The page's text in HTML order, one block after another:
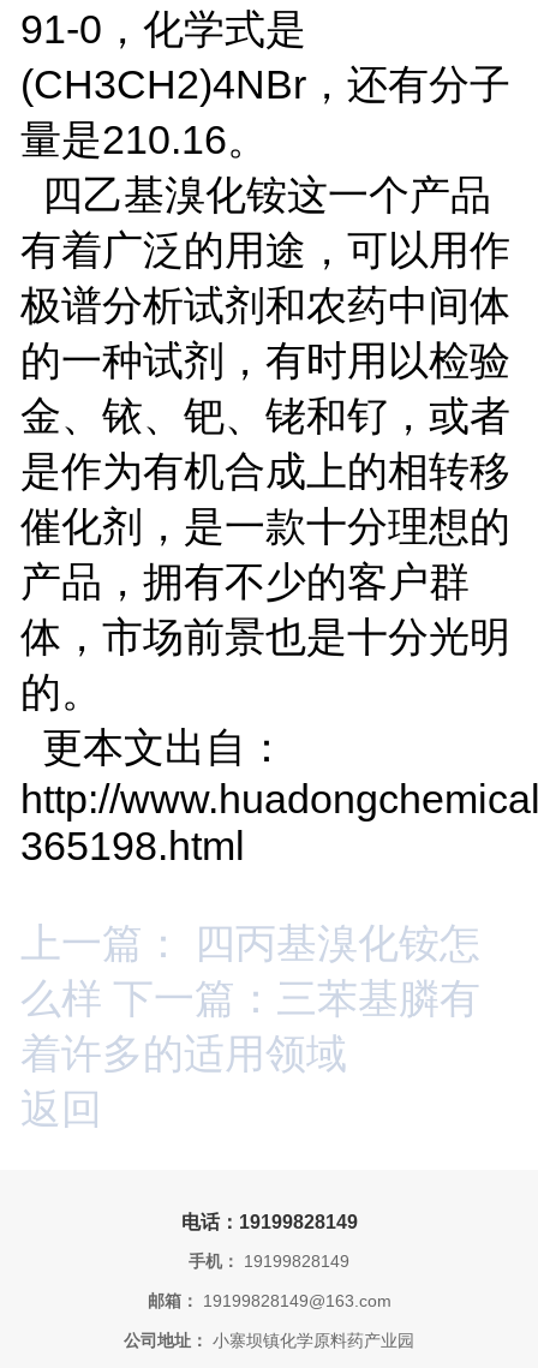
91-0，化学式是
(CH3CH2)4NBr，还有分子
量是210.16。
四乙基溴化铵这一个产品
有着广泛的用途，可以用作
极谱分析试剂和农药中间体
的一种试剂，有时用以检验
金、铱、钯、铑和钌，或者
是作为有机合成上的相转移
催化剂，是一款十分理想的
产品，拥有不少的客户群
体，市场前景也是十分光明
的。
更本文出自：
http://
365198.html
上一篇： 四丙基溴化铵怎
么样 下一篇：三苯基膦有
着许多的适用领域
返回
电话：19199828149
手机： 19199828149
邮箱： 19199828149@163.com
公司地址： 小寨坝镇化学原料药产业园